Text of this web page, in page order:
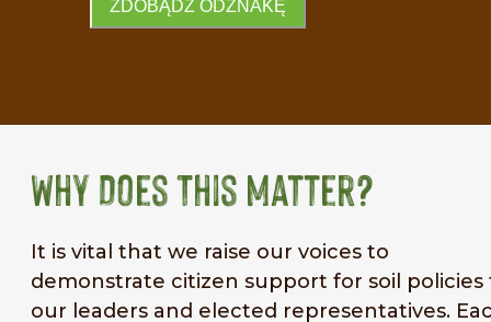
ZDOBĄDŹ ODZNAKĘ
Why Does This Matter?
It is vital that we raise our voices to
demonstrate citizen support for soil policies
our leaders and elected representatives.